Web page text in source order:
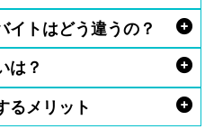
イトはどう違うの？
は？
るメリット